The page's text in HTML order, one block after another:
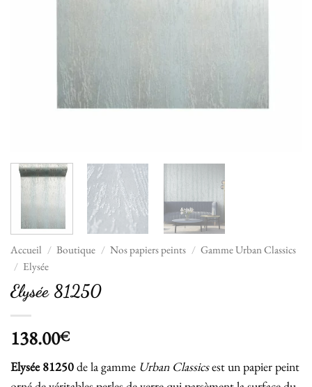
Accueil / Boutique / Nos papiers peints / Gamme Urban Classics
/ Elysée
Elysée 81250
138.00€
Elysée 81250de la gamme Urban Classicsest un papier peint